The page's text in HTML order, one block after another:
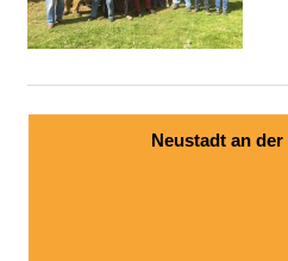
Neustadt an